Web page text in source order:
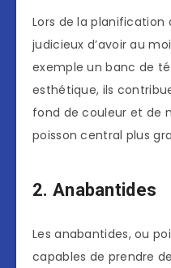
Lors de la planification
judicieux d’avoir au
exemple un banc de
esthétique, ils
fond de couleur et de
poisson central plus
2. Anabantides
Les anabantides, ou
capables de prendre